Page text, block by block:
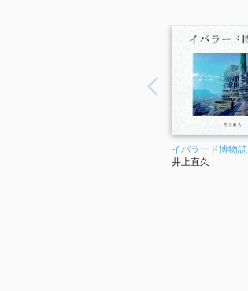
イバラード博物誌
井上直久